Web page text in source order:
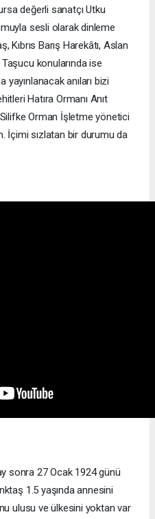
değerli sanatçı Utku
sesli olarak dinleme
Kıbrıs Barış Harekâtı, Aslan
konularında ise
yayınlanacak anıları bizi
Hatıra Ormanı Anıt
Silifke Orman İşletme yönetici
İçimi sızlatan bir durumu da
sonra 27 Ocak 1924 günü
1.5 yaşında annesini
ulusu ve ülkesini yoktan var